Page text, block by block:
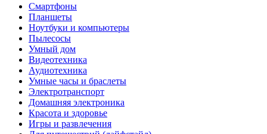
Смартфоны
Планшеты
Ноутбуки и компьютеры
Пылесосы
Умный дом
Видеотехника
Аудиотехника
Умные часы и браслеты
Электротранспорт
Домашняя электроника
Красота и здоровье
Игры и развлечения